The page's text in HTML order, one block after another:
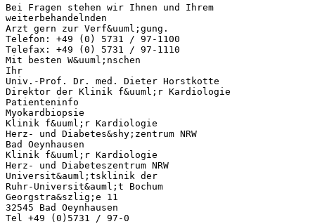
Bei Fragen stehen wir Ihnen und Ihrem
weiterbehandelnden
Arzt gern zur Verf&uuml;gung.
Telefon: +49 (0) 5731 / 97-1100
Telefax: +49 (0) 5731 / 97-1110
Mit besten W&uuml;nschen
Ihr
Univ.-Prof. Dr. med. Dieter Horstkotte
Direktor der Klinik f&uuml;r Kardiologie
Patienteninfo
Myokardbiopsie
Klinik f&uuml;r Kardiologie
Herz- und Diabetes&shy;zentrum NRW
Bad Oeynhausen
Klinik f&uuml;r Kardiologie
Herz- und Diabeteszentrum NRW
Universit&auml;tsklinik der
Ruhr-Universit&auml;t Bochum
Georgstra&szlig;e 11
32545 Bad Oeynhausen
Tel +49 (0)5731 / 97-0